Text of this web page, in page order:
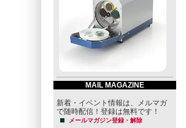
MAIL MAGAZINE
新着・イベント情報は、メルマガ
で随時配信！登録は無料です！
メールマガジン登録・解除